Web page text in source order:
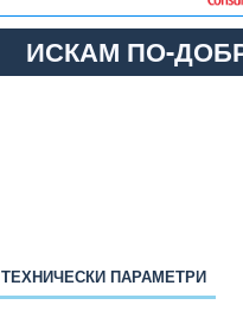
ИСКАМ ПО-
ТЕХНИЧЕСКИ ПАРАМЕТРИ